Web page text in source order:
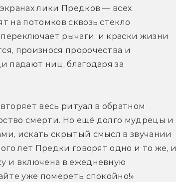
лики Предков — всех
на потомков сквозь стекло
рычаги, и краски жизни
произнося пророчества и
падают ниц, благодаря за
весь ритуал в обратном
смерти. Но ещё долго мудрецы и
искать скрытый смысл в звучании
лет Предки говорят одно и то же, и
и включена в ежедневную
уже помереть спокойно!»